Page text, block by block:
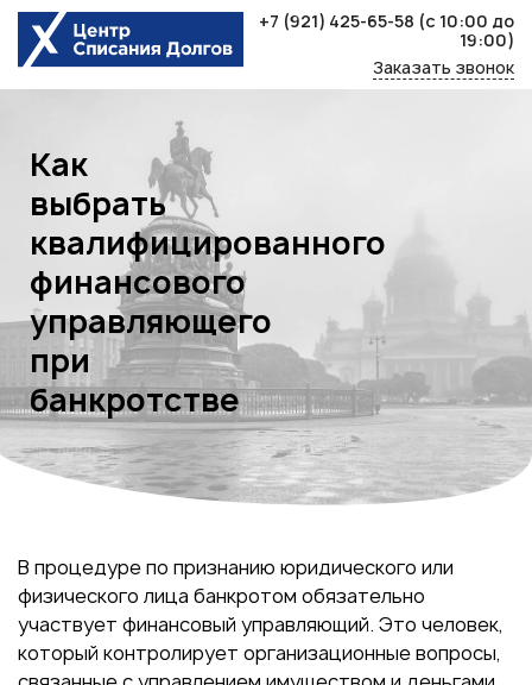
Skip
content
+7 (921) 425-65-58 (с 10:00 до
19:00)
Заказать звонок
Как
выбрать
квалифицированного
финансового
управляющего
при
банкротстве
В процедуре по признанию юридического или
физического лица банкротом обязательно
участвует финансовый управляющий. Это человек,
который контролирует организационные вопросы,